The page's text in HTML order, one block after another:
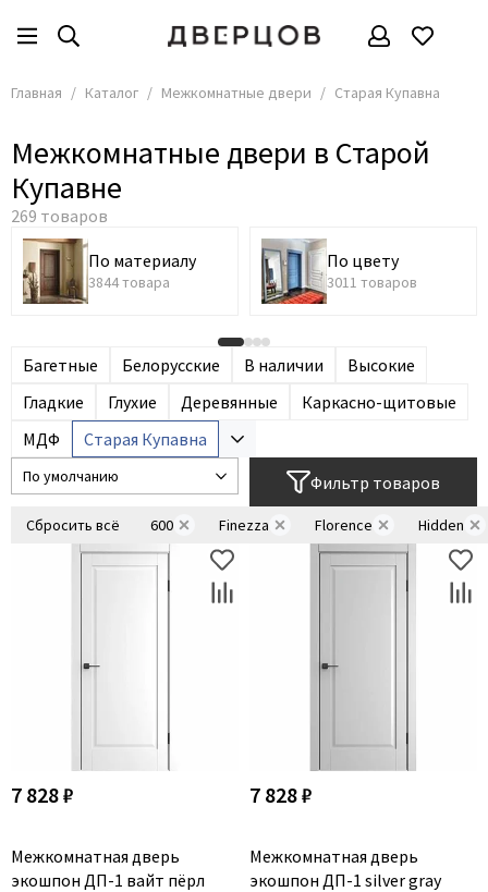
Межкомнатные двери
Все товары
По цвету
Решения
По стоимости
Размеры
По стилю
Главная Каталог Межкомнатные двери Старая Купавна
Межкомнатные двери в Старой
Купавне
По материалу
3844 товара
По цвету
3011 товаров
Багетные Белорусские В наличии
Высокие
Гладкие
Глухие Деревянные
Каркасно-щитовые
МДФ
Старая Купавна
Фильтр товаров
Сбросить всё 600 Finezza Florence Hidden
7 828 ₽
Межкомнатная дверь
экошпон ДП-1 вайт пёрл
7 828 ₽
Межкомнатная дверь
экошпон ДП-1 silver gray